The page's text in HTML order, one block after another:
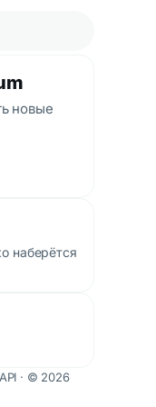
новые
наберётся
API · © 2026